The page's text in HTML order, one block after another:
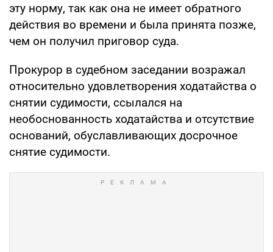
эту норму, так как она не имеет обратного
действия во времени и была принята позже,
чем он получил приговор суда.
Прокурор в судебном заседании возражал
относительно удовлетворения ходатайства о
снятии судимости, ссылался на
необоснованность ходатайства и отсутствие
оснований, обуславливающих досрочное
снятие судимости.